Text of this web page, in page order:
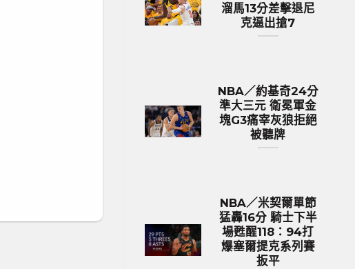
溜馬13分差擊退尼
克逼出搶7
NBA／約基奇24分
準大三元 衛冕軍金
塊G3痛宰灰狼拒絕
被聽牌
NBA／米契爾單節
猛轟16分 騎士下半
場甦醒118：94打
爆塞爾提克系列賽
扳平